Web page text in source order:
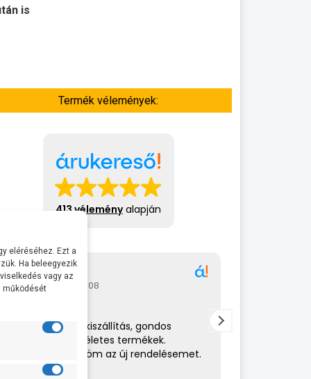
is
Termék vélemények:
413 véleményalapján
Gábor
2026-07-08
Rendkívül gyors kiszállítás, gondos
csomagolás,tökéletes termékek.
Hamarosan küldöm az új rendelésemet.
eléréséhez. Ezt a
Ha beleegyezik
vagy az
működését